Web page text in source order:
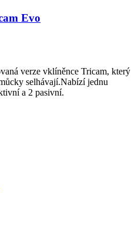
Evo
verze vklíněnce Tricam, který
selhávají.Nabízí jednu
a 2 pasivní.